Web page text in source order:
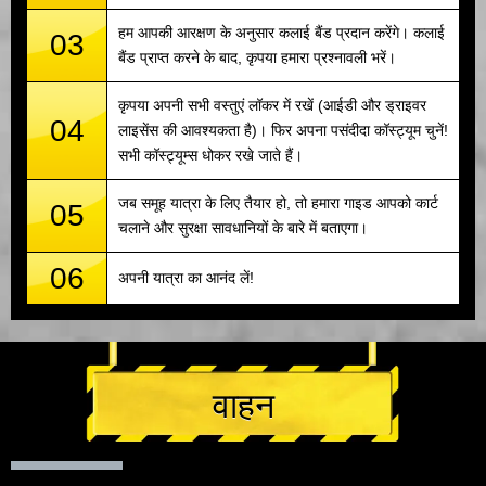
03
हम आपकी आरक्षण के अनुसार कलाई बैंड प्रदान करेंगे। कलाई
बैंड प्राप्त करने के बाद, कृपया हमारा प्रश्नावली भरें।
04
कृपया अपनी सभी वस्तुएं लॉकर में रखें (आईडी और ड्राइवर
लाइसेंस की आवश्यकता है)। फिर अपना पसंदीदा कॉस्ट्यूम चुनें!
सभी कॉस्ट्यूम्स धोकर रखे जाते हैं।
05
जब समूह यात्रा के लिए तैयार हो, तो हमारा गाइड आपको कार्ट
चलाने और सुरक्षा सावधानियों के बारे में बताएगा।
06 अपनी यात्रा का आनंद लें!
वाहन